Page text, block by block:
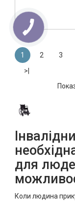
1 2 3
>|
для
Коли людина